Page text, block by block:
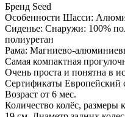
Бренд Seed
Особенности Шасси:
Сиденье: Снаружи: 100%
полиуретан
Рама: Магниево-
Самая компактная
Очень проста и понятна в
Сертификаты Европейский
Возраст от 6 мес.
Количество колёс, размеры